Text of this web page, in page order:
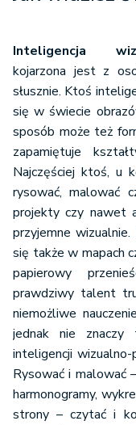
Inteligencja
kojarzona jest z
słusznie. Ktoś
się w świecie
sposób może też
zapamiętuje
Najczęściej ktoś, u
rysować, malować
projekty czy nawet
przyjemne
się także w mapach
papierowy
prawdziwy talent
niemożliwe
jednak nie
inteligencji
Rysować i malować
harmonogramy,
strony – czytać i